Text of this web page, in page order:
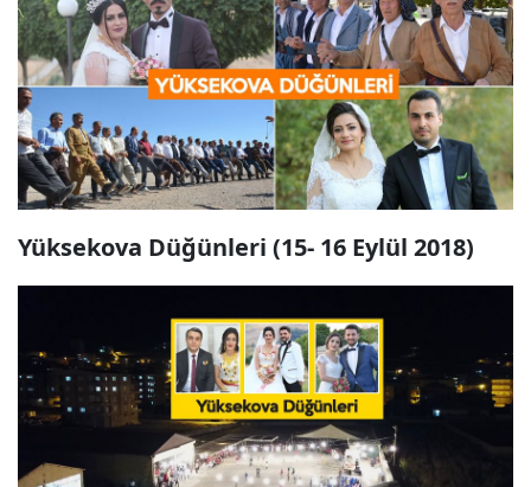
Yüksekova Düğünleri (15- 16 Eylül 2018)